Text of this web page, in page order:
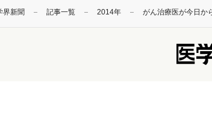
界新聞 記事一覧 2014年 がん治療医が今日か